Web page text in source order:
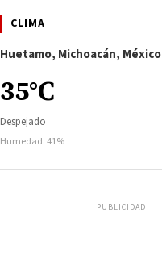
CLIMA
Huetamo, Michoacán, México
35°C
Despejado
Humedad: 41%
PUBLICIDAD